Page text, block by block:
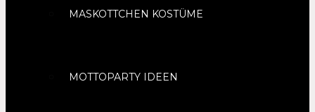
MASKOTTCHEN KOSTÜME
MOTTOPARTY IDEEN